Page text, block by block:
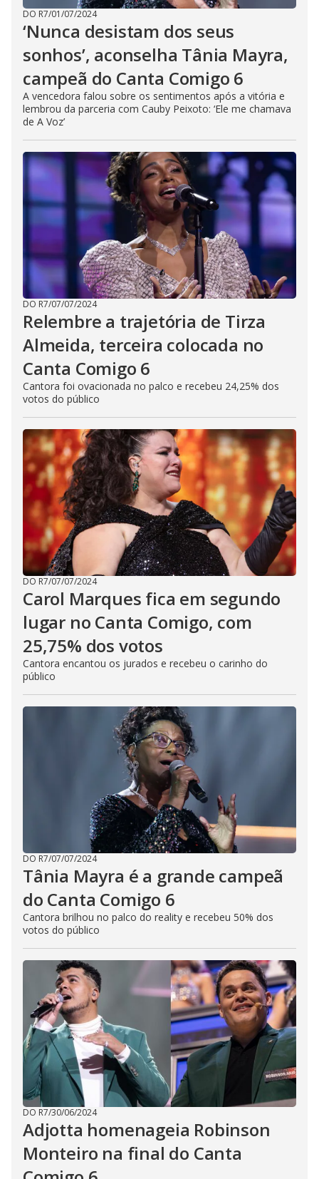
DO R7/01/07/2024
‘Nunca desistam dos seus
sonhos’, aconselha Tânia Mayra,
campeã do Canta Comigo 6
A vencedora falou sobre os sentimentos após a vitória e
lembrou da parceria com Cauby Peixoto: ‘Ele me chamava
de A Voz’
DO R7/07/07/2024
Relembre a trajetória de Tirza
Almeida, terceira colocada no
Canta Comigo 6
Cantora foi ovacionada no palco e recebeu 24,25% dos
votos do público
DO R7/07/07/2024
Carol Marques fica em segundo
lugar no Canta Comigo, com
25,75% dos votos
Cantora encantou os jurados e recebeu o carinho do
público
DO R7/07/07/2024
Tânia Mayra é a grande campeã
do Canta Comigo 6
Cantora brilhou no palco do reality e recebeu 50% dos
votos do público
DO R7/30/06/2024
Adjotta homenageia Robinson
Monteiro na final do Canta